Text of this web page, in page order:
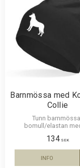
Barnmössa med
Collie
Tunn
bomull/elastan
Collie. Mössan finns
färger.
134 SEK
INFO